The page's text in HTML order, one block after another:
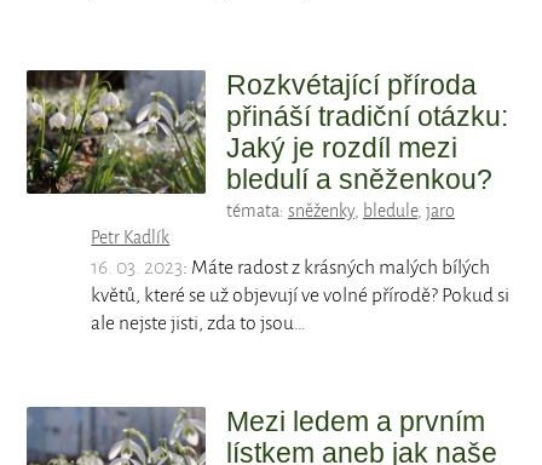
Rozkvétající příroda
přináší tradiční otázku:
Jaký je rozdíl mezi
bledulí a sněženkou?
témata: sněženky, bledule, jaro
Petr Kadlík
16. 03. 2023: Máte radost z krásných malých bílých
květů, které se už objevují ve volné přírodě? Pokud si
ale nejste jisti, zda to jsou…
Mezi ledem a prvním
lístkem aneb jak naše